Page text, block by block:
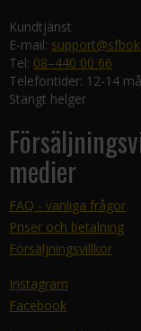
Kundtjänst
E-mail:
Tel: 08–440 00 66
Telefontider: 12-14
Stängt helger
medier
FAQ - vanliga frågor
Priser och betalning
Försäljningsvillkor
Instagram
Facebook